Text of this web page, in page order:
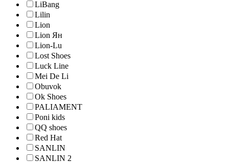
LiBang
Lilin
Lion
Lion Ян
Lion-Lu
Lost Shoes
Luck Line
Mei De Li
Obuvok
Ok Shoes
PALIAMENT
Poni kids
QQ shoes
Red Hat
SANLIN
SANLIN 2